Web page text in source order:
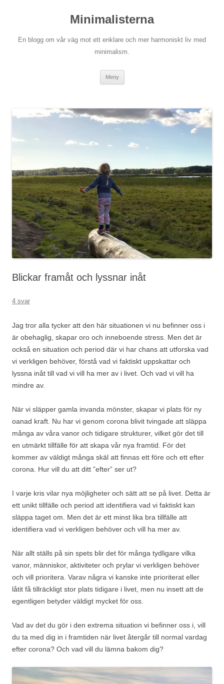
Minimalisterna
En blogg om vår väg mot ett enklare och mer harmoniskt liv med
minimalism.
Meny
Blickar framåt och lyssnar inåt
4 svar
Jag tror alla tycker att den här situationen vi nu befinner oss i
är obehaglig, skapar oro och inneboende stress. Men det är
också en situation och period där vi har chans att utforska vad
vi verkligen behöver, förstå vad vi faktiskt uppskattar och
lyssna inåt till vad vi vill ha mer av i livet. Och vad vi vill ha
mindre av.
När vi släpper gamla invanda mönster, skapar vi plats för ny
oanad kraft. Nu har vi genom corona blivit tvingade att släppa
många av våra vanor och tidigare strukturer, vilket gör det till
en utmärkt tillfälle för att skapa vår nya framtid. För det
kommer av väldigt många skäl att finnas ett före och ett efter
corona. Hur vill du att ditt ”efter” ser ut?
I varje kris vilar nya möjligheter och sätt att se på livet. Detta är
ett unikt tillfälle och period att identifiera vad vi faktiskt kan
släppa taget om. Men det är ett minst lika bra tillfälle att
identifiera vad vi verkligen behöver och vill ha mer av.
När allt ställs på sin spets blir det för många tydligare vilka
vanor, människor, aktiviteter och prylar vi verkligen behöver
och vill prioritera. Varav några vi kanske inte prioriterat eller
låtit få tillräckligt stor plats tidigare i livet, men nu insett att de
egentligen betyder väldigt mycket för oss.
Vad av det du gör i den extrema situation vi befinner oss i, vill
du ta med dig in i framtiden när livet återgår till normal vardag
efter corona? Och vad vill du lämna bakom dig?